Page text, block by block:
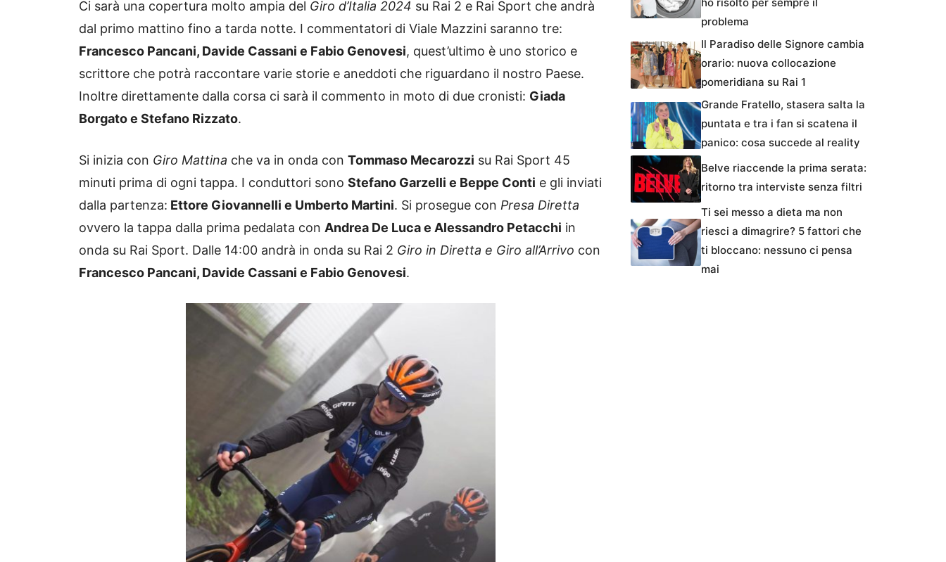
Ci sarà una copertura molto ampia del Giro d’Italia 2024 su Rai 2 e Rai Sport che andrà
dal primo mattino fino a tarda notte. I commentatori di Viale Mazzini saranno tre:
Francesco Pancani, Davide Cassani e Fabio Genovesi, quest’ultimo è uno storico e
scrittore che potrà raccontare varie storie e aneddoti che riguardano il nostro Paese.
Inoltre direttamente dalla corsa ci sarà il commento in moto di due cronisti: Giada
Borgato e Stefano Rizzato.
Si inizia con Giro Mattina che va in onda con Tommaso Mecarozzi su Rai Sport 45
minuti prima di ogni tappa. I conduttori sono Stefano Garzelli e Beppe Conti e gli inviati
dalla partenza: Ettore Giovannelli e Umberto Martini. Si prosegue con Presa Diretta
ovvero la tappa dalla prima pedalata con Andrea De Luca e Alessandro Petacchi in
onda su Rai Sport. Dalle 14:00 andrà in onda su Rai 2 Giro in Diretta e Giro all’Arrivo con
Francesco Pancani, Davide Cassani e Fabio Genovesi.
ho risolto per sempre il
problema
Il Paradiso delle Signore cambia
orario: nuova collocazione
pomeridiana su Rai 1
Grande Fratello, stasera salta la
puntata e tra i fan si scatena il
panico: cosa succede al reality
Belve riaccende la prima serata:
ritorno tra interviste senza filtri
Ti sei messo a dieta ma non
riesci a dimagrire? 5 fattori che
ti bloccano: nessuno ci pensa
mai